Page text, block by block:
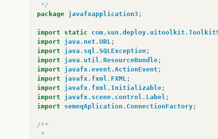
*/
package javafxapplication3 ;
import static
import
java.net.URL ;
import
java.sql.SQLException ;
import
java.util.ResourceBundle ;
import
javafx.event.ActionEvent ;
import
javafx.fxml.FXML ;
import
javafx.fxml.Initializable ;
import
javafx.scene.control.Label ;
import
semeqAplication.ConnectionFactory ;
/**
*